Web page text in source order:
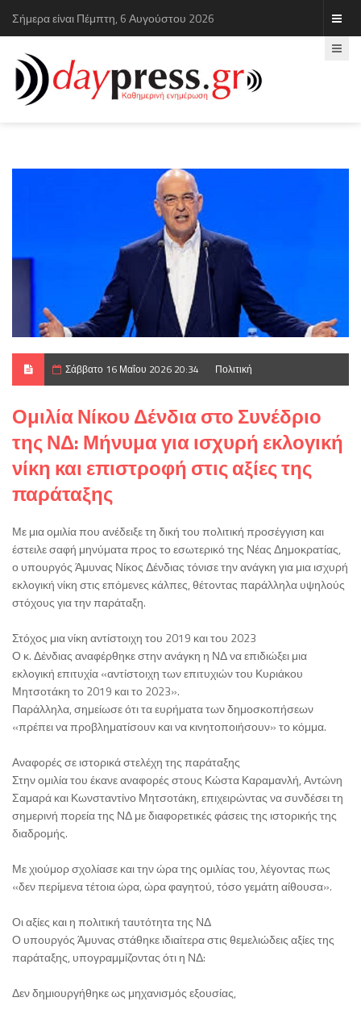
Σήμερα είναι Πέμπτη, 6 Αυγούστου 2026
Σάββατο 16 Μαΐου 2026 20:34 Πολιτική
Ομιλία Νίκου Δένδια στο Συνέδριο
της ΝΔ: Μήνυμα για ισχυρή εκλογική
νίκη και επιστροφή στις αξίες της
παράταξης
Με μια ομιλία που ανέδειξε τη δική του πολιτική προσέγγιση και
έστειλε σαφή μηνύματα προς το εσωτερικό της Νέας Δημοκρατίας,
ο υπουργός Άμυνας Νίκος Δένδιας τόνισε την ανάγκη για μια ισχυρή
εκλογική νίκη στις επόμενες κάλπες, θέτοντας παράλληλα υψηλούς
στόχους για την παράταξη.
Στόχος μια νίκη αντίστοιχη του 2019 και του 2023
Ο κ. Δένδιας αναφέρθηκε στην ανάγκη η ΝΔ να επιδιώξει μια
εκλογική επιτυχία «αντίστοιχη των επιτυχιών του Κυριάκου
Μητσοτάκη το 2019 και το 2023».
Παράλληλα, σημείωσε ότι τα ευρήματα των δημοσκοπήσεων
«πρέπει να προβληματίσουν και να κινητοποιήσουν» το κόμμα.
Αναφορές σε ιστορικά στελέχη της παράταξης
Στην ομιλία του έκανε αναφορές στους Κώστα Καραμανλή, Αντώνη
Σαμαρά και Κωνσταντίνο Μητσοτάκη, επιχειρώντας να συνδέσει τη
σημερινή πορεία της ΝΔ με διαφορετικές φάσεις της ιστορικής της
διαδρομής.
Με χιούμορ σχολίασε και την ώρα της ομιλίας του, λέγοντας πως
«δεν περίμενα τέτοια ώρα, ώρα φαγητού, τόσο γεμάτη αίθουσα».
Οι αξίες και η πολιτική ταυτότητα της ΝΔ
Ο υπουργός Άμυνας στάθηκε ιδιαίτερα στις θεμελιώδεις αξίες της
παράταξης, υπογραμμίζοντας ότι η ΝΔ:
Δεν δημιουργήθηκε ως μηχανισμός εξουσίας,